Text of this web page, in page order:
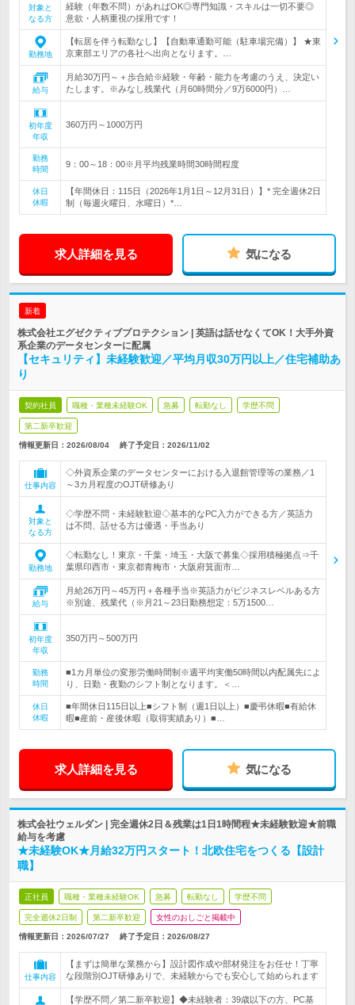
対象と
なる方
経験（年数不問）があればOK◎専門知識・スキルは一切不要◎
意欲・人柄重視の採用です！
勤務地
【転居を伴う転勤なし】【自動車通勤可能（駐車場完備）】 ★東
京東部エリアの各社へ出向となります。…
給与
月給30万円～＋歩合給※経験・年齢・能力を考慮のうえ、決定い
たします。※みなし残業代（月60時間分／9万6000円）…
初年度
年収
360万円～1000万円
勤務
時間
9：00～18：00※月平均残業時間30時間程度
休日
休暇
【年間休日：115日（2026年1月1日～12月31日）】* 完全週休2日
制（毎週火曜日、水曜日）*…
求人詳細を見る 気になる
新着
株式会社エグゼクティブプロテクション | 英語は話せなくてOK！大手外資
系企業のデータセンターに配属
【セキュリティ】未経験歓迎／平均月収30万円以上／住宅補助あ
り
契約社員 職種・業種未経験OK 急募 転勤なし 学歴不問
第二新卒歓迎
情報更新日：2026/08/04 終了予定日： 2026/11/02
仕事内容
◇外資系企業のデータセンターにおける入退館管理等の業務／1
～3カ月程度のOJT研修あり
対象と
なる方
◇学歴不問・未経験歓迎◇基本的なPC入力ができる方／英語力
は不問、話せる方は優遇・手当あり
勤務地
◇転勤なし！東京・千葉・埼玉・大阪で募集◇採用積極拠点⇒千
葉県印西市・東京都青梅市・大阪府箕面市…
給与
月給26万円～45万円＋各種手当※英語力がビジネスレベルある方
※別途、残業代（※月21～23日勤務想定：5万1500…
初年度
年収
350万円～500万円
勤務
時間
■1カ月単位の変形労働時間制※週平均実働50時間以内配属先によ
り、日勤・夜勤のシフト制となります。＜…
休日
休暇
■年間休日115日以上■シフト制（週1日以上）■慶弔休暇■有給休
暇■産前・産後休暇（取得実績あり）■…
求人詳細を見る 気になる
株式会社ウェルダン | 完全週休2日＆残業は1日1時間程★未経験歓迎★前職
給与を考慮
★未経験OK★月給32万円スタート！北欧住宅をつくる【設計
職】
正社員 職種・業種未経験OK 急募 転勤なし 学歴不問
完全週休2日制 第二新卒歓迎 女性のおしごと掲載中
情報更新日：2026/07/27 終了予定日： 2026/08/27
仕事内容
【まずは簡単な業務から】設計図作成や部材発注をお任せ！丁寧
な段階別OJT研修ありで、未経験からでも安心して始められます
【学歴不問／第二新卒歓迎】◆未経験者：39歳以下の方、PC基